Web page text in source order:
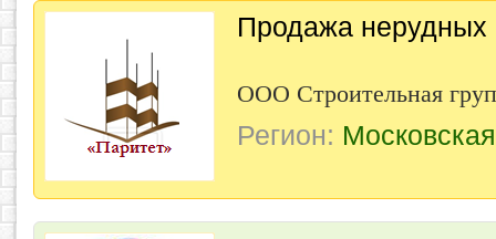
Продажа нерудных
ООО Строительная
Регион: